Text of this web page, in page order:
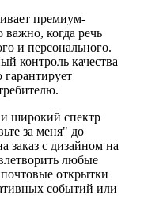
премиум-
важно, когда речь
и персонального.
контроль качества
гарантирует
широкий спектр
за меня" до
заказ с дизайном на
любые
открытки
событий или